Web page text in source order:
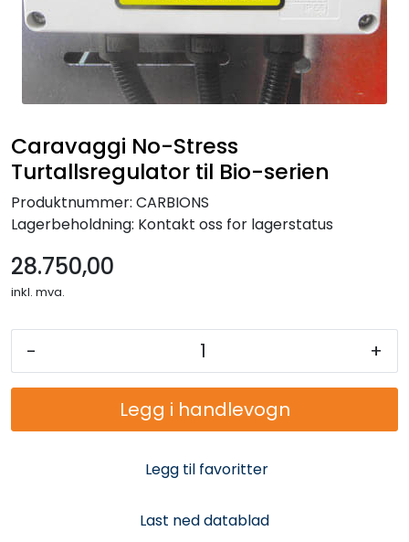
Caravaggi No-Stress
Turtallsregulator til Bio-serien
Produktnummer: CARBIONS
Lagerbeholdning: Kontakt oss for lagerstatus
28.750,00
inkl. mva.
- +
Legg i handlevogn
Legg til favoritter
Last ned datablad
Reservedeler
Motorsag
Ryggsprøyte
Elektriske Maskiner
Kataloger